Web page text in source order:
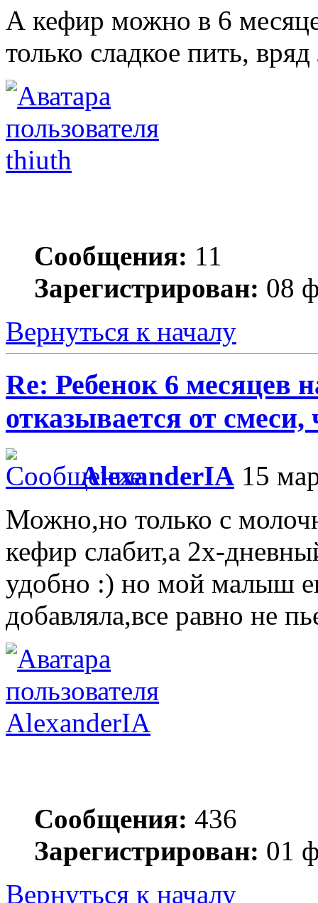
А кефир можно в 6
только сладкое пить,
thiuth
Сообщения: 11
Зарегистрирован: 08
Вернуться к началу
Re: Ребенок 6 месяцев
отказывается от
AlexanderIA 15
Можно,но только с
кефир слабит,а 2х-
удобно :) но мой малыш
добавляла,все равно не
AlexanderIA
Сообщения: 436
Зарегистрирован: 01
Вернуться к началу